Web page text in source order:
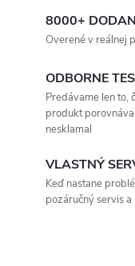
8000+
Overené v reálnej
ODBORNE
Predávame len to,
produkt
nesklamal
VLASTNÝ
Keď nastane
pozáručný servis